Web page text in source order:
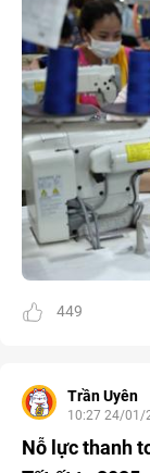
449
Trần Uyên
10:27 24/01/
Nỗ lực thanh